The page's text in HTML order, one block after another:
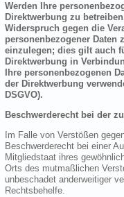
Werden Ihre
Direktwerbung zu
Widerspruch gegen die
personenbezogener Daten
einzulegen; dies gilt auch
Direktwerbung in
Ihre personenbezogenen
der Direktwerbung
DSGVO).
Beschwerderecht bei der
Im Falle von Verstößen
Beschwerderecht bei einer
Mitgliedstaat ihres
Orts des mutmaßlichen
unbeschadet anderweitiger
Rechtsbehelfe.